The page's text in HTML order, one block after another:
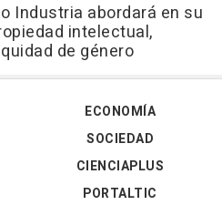
Industria abordará en su
intelectual,
de género
ECONOMÍA
SOCIEDAD
CIENCIAPLUS
PORTALTIC